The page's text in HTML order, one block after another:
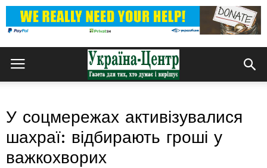
У соцмережах активізувалися
шахраї: відбирають гроші у
важкохворих